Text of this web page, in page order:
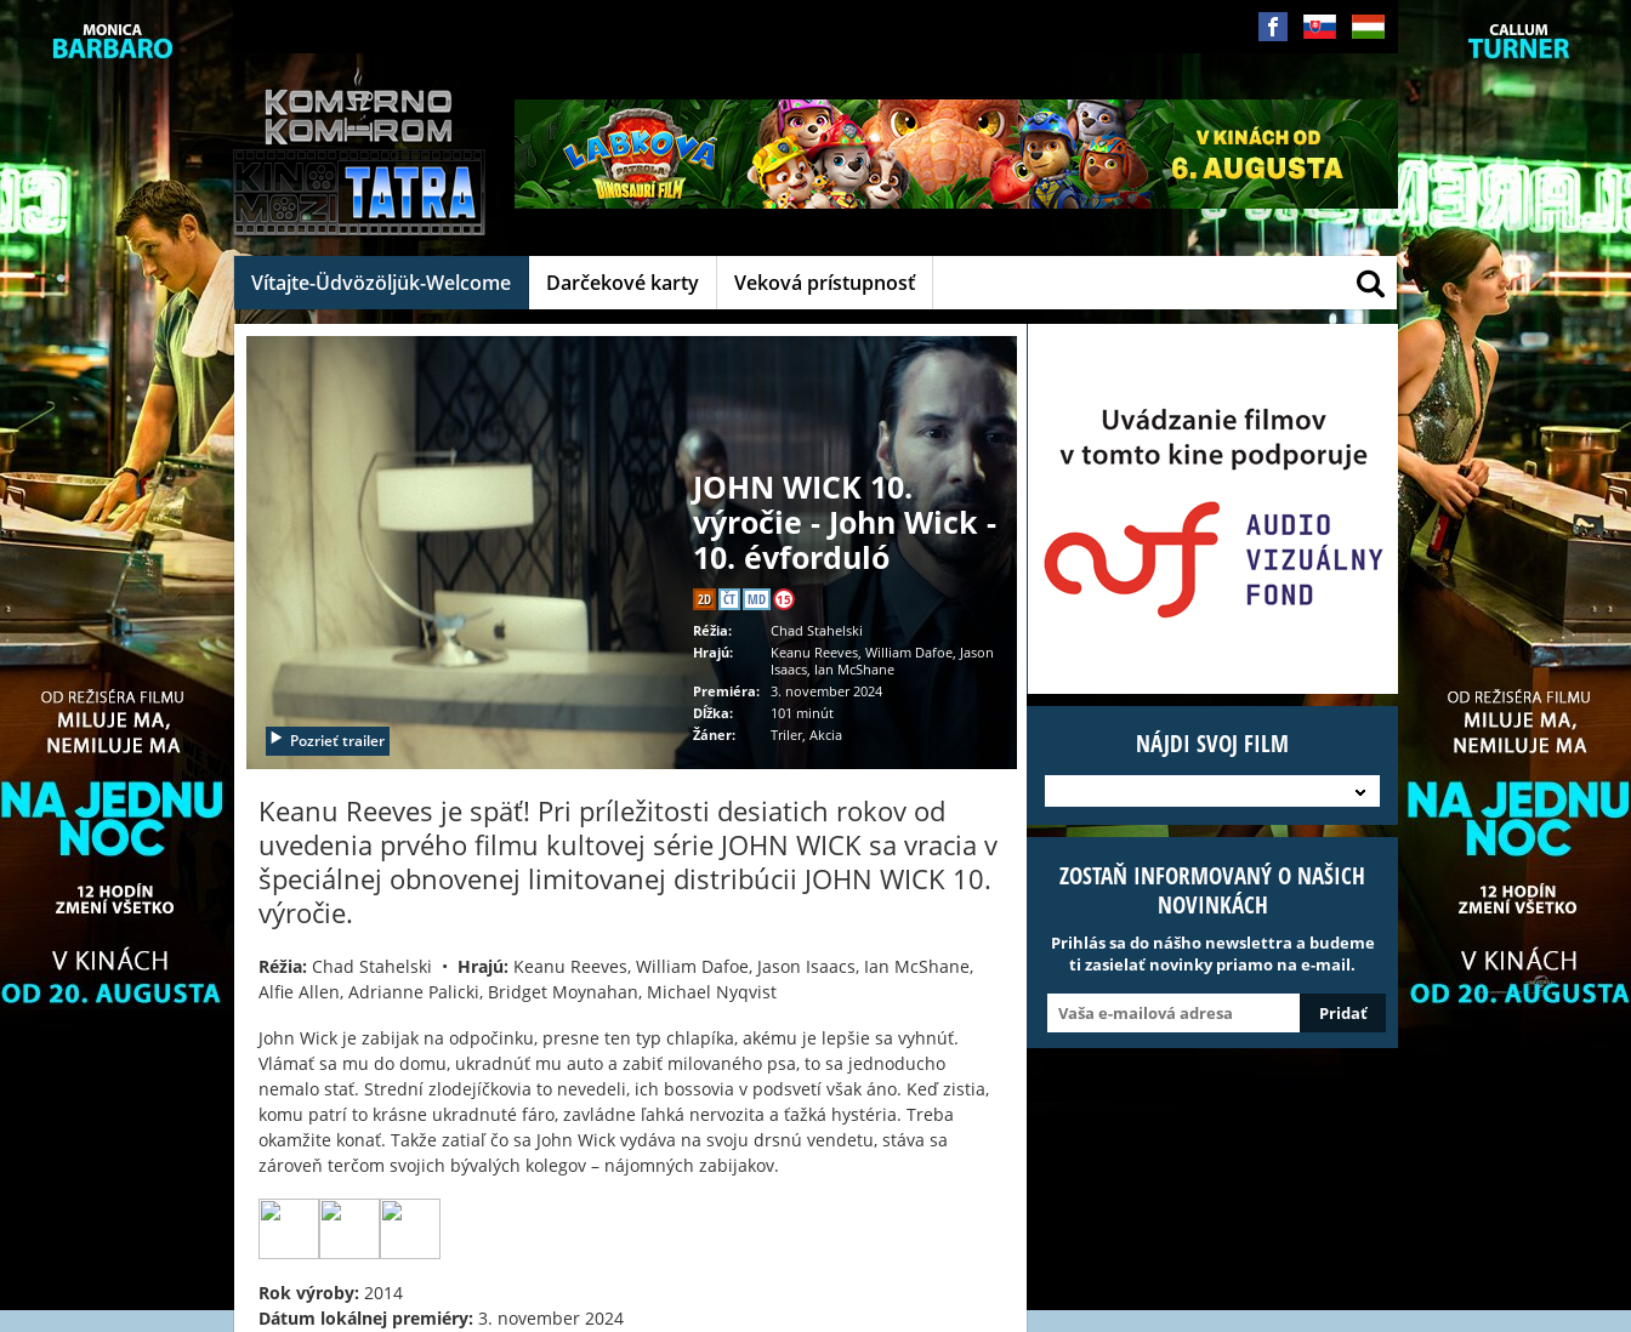
Vítajte-Üdvözöljük-Welcome Darčekové karty Veková prístupnosť
Pozrieť trailer
JOHN WICK 10.
výročie - John Wick -
10. évforduló
2D ČT MD 15
Réžia:
Chad Stahelski
Hrajú:
Keanu Reeves, William Dafoe, Jason
Isaacs, Ian McShane
Premiéra: 3. november 2024
Dĺžka:
101 minút
Žáner:
Triler, Akcia
Keanu Reeves je späť! Pri príležitosti desiatich rokov od
uvedenia prvého filmu kultovej série JOHN WICK sa vracia v
špeciálnej obnovenej limitovanej distribúcii JOHN WICK 10.
výročie.
Réžia: Chad Stahelski • Hrajú: Keanu Reeves, William Dafoe, Jason Isaacs, Ian McShane,
Alfie Allen, Adrianne Palicki, Bridget Moynahan, Michael Nyqvist
John Wick je zabijak na odpočinku, presne ten typ chlapíka, akému je lepšie sa vyhnúť.
Vlámať sa mu do domu, ukradnúť mu auto a zabiť milovaného psa, to sa jednoducho
nemalo stať. Strední zlodejíčkovia to nevedeli, ich bossovia v podsvetí však áno. Keď zistia,
komu patrí to krásne ukradnuté fáro, zavládne ľahká nervozita a ťažká hystéria. Treba
okamžite konať. Takže zatiaľ čo sa John Wick vydáva na svoju drsnú vendetu, stáva sa
zároveň terčom svojich bývalých kolegov – nájomných zabijakov.
Rok výroby: 2014
Dátum lokálnej premiéry: 3. november 2024
NÁJDI SVOJ FILM
ZOSTAŇ INFORMOVANÝ O NAŠICH
NOVINKÁCH
Prihlás sa do nášho newslettra a budeme
ti zasielať novinky priamo na e-mail.